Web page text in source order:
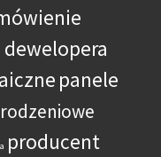
panele
producent